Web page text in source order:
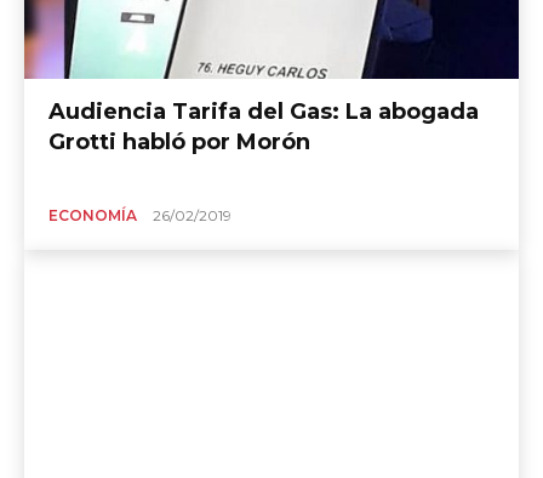
Audiencia Tarifa del Gas: La abogada
Grotti habló por Morón
ECONOMÍA 26/02/2019